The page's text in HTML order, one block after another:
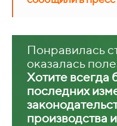
Понравилась
оказалась
Хотите всегда
последних
производства